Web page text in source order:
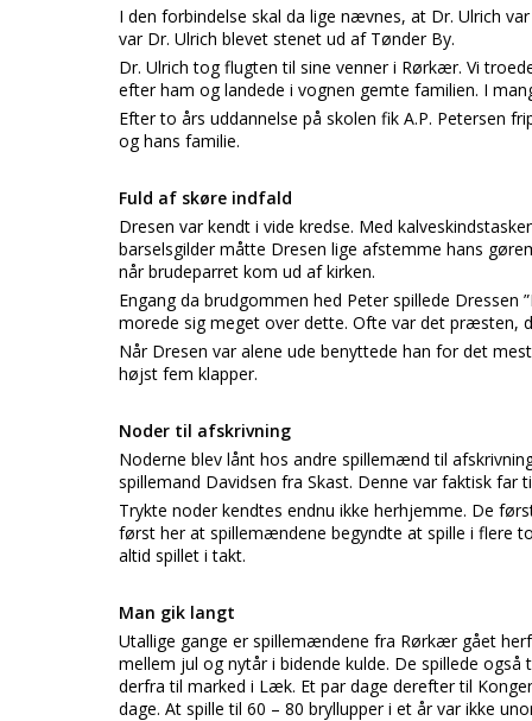
I den forbindelse skal da lige nævnes, at Dr. Ulrich
var Dr. Ulrich blevet stenet ud af Tønder By.
Dr. Ulrich tog flugten til sine venner i Rørkær. Vi
efter ham og landede i vognen gemte familien. I
Efter to års uddannelse på skolen fik A.P. Petersen
og hans familie.
Fuld af skøre indfald
Dresen var kendt i vide kredse. Med
barselsgilder måtte Dresen lige afstemme hans
når brudeparret kom ud af kirken.
Engang da brudgommen hed Peter spillede
morede sig meget over dette. Ofte var det præsten,
Når Dresen var alene ude benyttede han for det
højst fem klapper.
Noder til afskrivning
Noderne blev lånt hos andre spillemænd til
spillemand Davidsen fra Skast. Denne var faktisk far
Trykte noder kendtes endnu ikke herhjemme. De
først her at spillemændene begyndte at spille i flere
altid spillet i takt.
Man gik langt
Utallige gange er spillemændene fra Rørkær gået
mellem jul og nytår i bidende kulde. De spillede
derfra til marked i Læk. Et par dage derefter til
dage. At spille til 60 – 80 bryllupper i et år var ikke